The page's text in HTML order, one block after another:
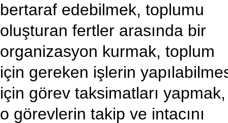
bertaraf edebilmek, toplumu
oluşturan fertler arasında bir
organizasyon kurmak, toplum
için gereken işlerin
için görev taksimatları yapmak,
o görevlerin takip ve intacını